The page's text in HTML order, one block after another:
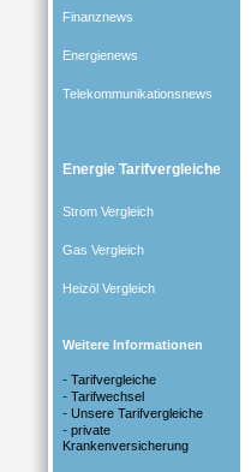
Finanznews
Energienews
Telekommunikationsnews
Energie Tarifvergleiche
Strom Vergleich
Gas Vergleich
Heizöl Vergleich
Weitere Informationen
- Tarifvergleiche
- Tarifwechsel
- Unsere Tarifvergleiche
- private
Krankenversicherung